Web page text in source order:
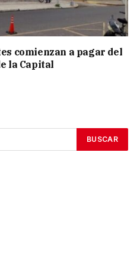
comienzan a pagar del
la Capital